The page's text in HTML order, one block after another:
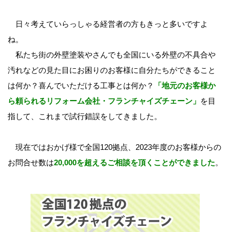
日々考えていらっしゃる経営者の方もきっと多いですよ
ね。
私たち街の外壁塗装やさんでも全国にいる外壁の不具合や
汚れなどの見た目にお困りのお客様に自分たちができること
は何か？喜んでいただける工事とは何か？
「地元のお客様か
ら頼られるリフォーム会社・フランチャイズチェーン」 を目
指して、これまで試行錯誤をしてきました。
現在ではおかげ様で全国120拠点、2023年度のお客様からの
お問合せ数は20,000を超えるご相談を頂くことができました。